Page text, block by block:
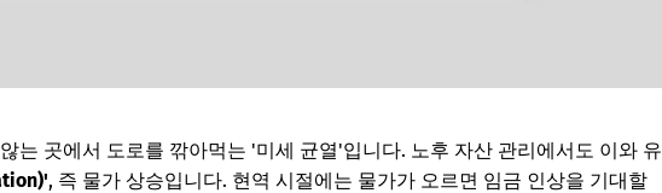
는 곳에서 도로를 깎아먹는 '미세 균열'입니다. 노후 자산 관리에서도 이와 유
, 즉 물가 상승입니다. 현역 시절에는 물가가 오르면 임금 인상을 기대할